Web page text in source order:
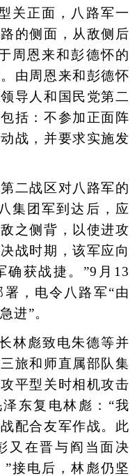
关正面，八路军一
的侧面，从敌侧后
周恩来和彭德怀的
由周恩来和彭德怀
导人和国民党第二
括：不参加正面阵
战，并要求实施发
战区对八路军的
集团军到达后，应
之侧背，以使进攻
战时期，该军应向
确获战捷。”9月13
，电令八路军“由
进”。
彪致电朱德等并
旅和师直属部队集
平型关时相机攻击
东复电林彪：“我
配合友军作战。此
又在晋与阎当面决
接电后，林彪仍坚